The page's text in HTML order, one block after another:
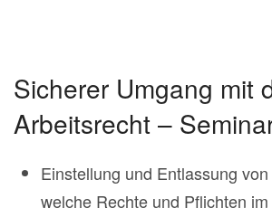
Sicherer Umgang mit
Arbeitsrecht –
Einstellung und Entlassung
welche Rechte und Pflichten im